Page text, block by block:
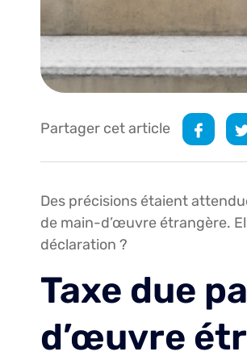
Partager cet article
Des précisions étaient
de main-d’œuvre étrangère.
déclaration ?
Taxe due
d’œuvre